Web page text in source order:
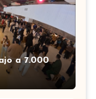
a 7.000